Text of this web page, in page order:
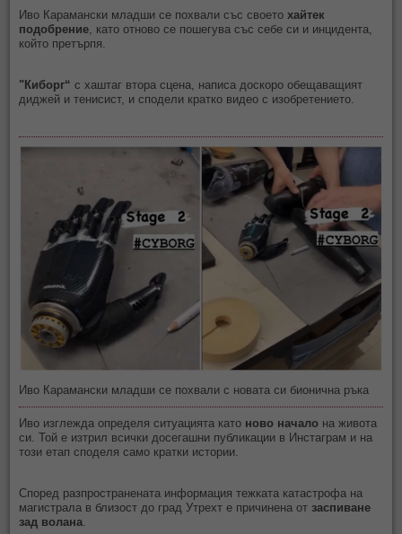
Иво Карамански младши се похвали със своeтохайтек
подобрение , като отново се пошегува със себе си и инцидента,
който претърпя.
"Киборг“ с хаштаг втора сцена, написа доскоро обещаващият
диджей и тенисист, и сподели кратко видео с изобретението.
Иво Карамански младши се похвали с новата си бионична ръка
Иво изглежда определя ситуацията като ново начало на живота
си. Той е изтрил всички досегашни публикации в Инстаграм и на
този етап споделя само кратки истории.
Според разпространената информация тежката катастрофа на
магистрала в близост до град Утрехт е причинена отзаспиване
зад волана.